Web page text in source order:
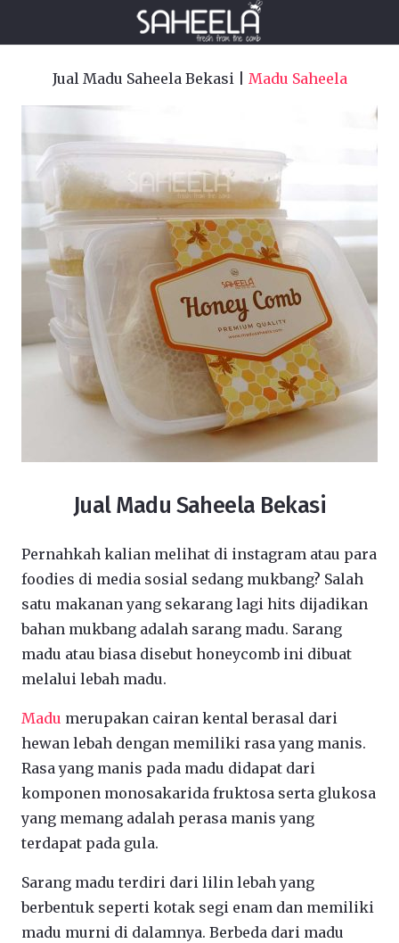
Jual Madu Saheela Bekasi | Madu Saheela
Jual Madu Saheela Bekasi
Pernahkah kalian melihat di instagram atau para
foodies di media sosial sedang mukbang? Salah
satu makanan yang sekarang lagi hits dijadikan
bahan mukbang adalah sarang madu. Sarang
madu atau biasa disebut honeycomb ini dibuat
melalui lebah madu.
Madu merupakan cairan kental berasal dari
hewan lebah dengan memiliki rasa yang manis.
Rasa yang manis pada madu didapat dari
komponen monosakarida fruktosa serta glukosa
yang memang adalah perasa manis yang
terdapat pada gula.
Sarang madu terdiri dari lilin lebah yang
berbentuk seperti kotak segi enam dan memiliki
madu murni di dalamnya. Berbeda dari madu